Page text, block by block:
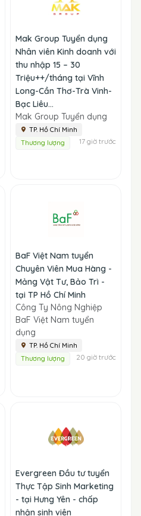
Mak Group Tuyển dụng
Nhân viên Kinh doanh với
thu nhập 15 – 30
Triệu++/tháng tại Vĩnh
Long-Cần Thơ-Trà Vinh-
Bạc Liêu...
Mak Group Tuyển dụng
TP. Hồ Chí Minh
Thương lượng
17 giờ trước
BaF Việt Nam tuyển
Chuyên Viên Mua Hàng -
Mảng Vật Tư, Bảo Trì -
tại TP Hồ Chí Minh
Công Ty Nông Nghiệp
BaF Việt Nam tuyển
dụng
TP. Hồ Chí Minh
Thương lượng
20 giờ trước
Evergreen Đầu tư tuyển
Thực Tập Sinh Marketing
- tại Hưng Yên - chấp
nhận sinh viên